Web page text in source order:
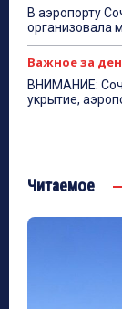
В аэропорту
организовала
Важное за
ВНИМАНИЕ:
укрытие,
Читаемое